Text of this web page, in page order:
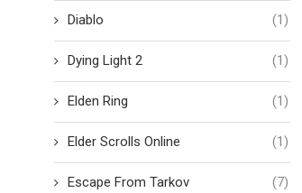
Diablo (1)
Dying Light 2 (1)
Elden Ring (1)
Elder Scrolls Online (1)
Escape From Tarkov (7)